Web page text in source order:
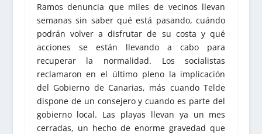
Ramos denuncia que miles de vecinos llevan
semanas sin saber qué está pasando, cuándo
podrán volver a disfrutar de su costa y qué
acciones se están llevando a cabo para
recuperar la normalidad. Los socialistas
reclamaron en el último pleno la implicación
del Gobierno de Canarias, más cuando Telde
dispone de un consejero y cuando es parte del
gobierno local. Las playas llevan ya un mes
cerradas, un hecho de enorme gravedad que